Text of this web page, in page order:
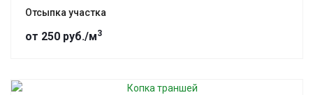
Отсыпка участка
от 250 руб./м3